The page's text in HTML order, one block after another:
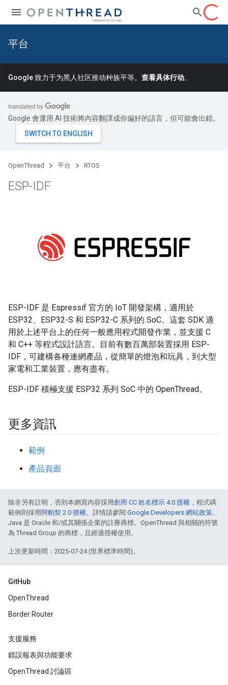
平台
Google 致力于为黑人社区推动种族平等。 查看具体行动。
Google 會運用 AI 技術將內容翻譯成你偏好的語言，但可能會出錯。
OpenThread 平台 RTOS
ESP-IDF
ESP-IDF 是 Espressif 官方的 IoT 開發架構，適用於
ESP32、ESP32-S 和 ESP32-C 系列的 SoC。這套 SDK 適
用於上述平台上的任何一般應用程式開發作業，並支援 C
和 C++ 等程式設計語言。目前有數百萬部裝置採用 ESP-
IDF，可建構各種連網產品，從簡單的燈泡和玩具，到大型
家電和工業裝置，應有盡有。
ESP-IDF 積極支援 ESP32 系列 SoC 中的 OpenThread。
更多資訊
範例
產品頁面
除非另有註明，否則本網頁內容採用創用 CC 姓名標示 4.0 授權 ，程式碼
範例則採用 阿帕契 2.0 授權。詳情請參閱 Google Developers 網站政策。
Java 是 Oracle 和/或其關係企業的註冊商標。OpenThread 與相關的符號
為 Thread Group 的商標，且經過授權使用。
上次更新時間：2025-07-24 (世界標準時間)。
GitHub
OpenThread
Border Router
支援服務
錯誤報表與功能要求
OpenThread 討論區